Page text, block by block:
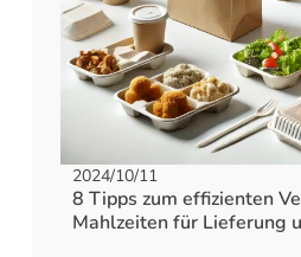
2024/10/11
8 Tipps zum effizienten
Mahlzeiten für Lieferung